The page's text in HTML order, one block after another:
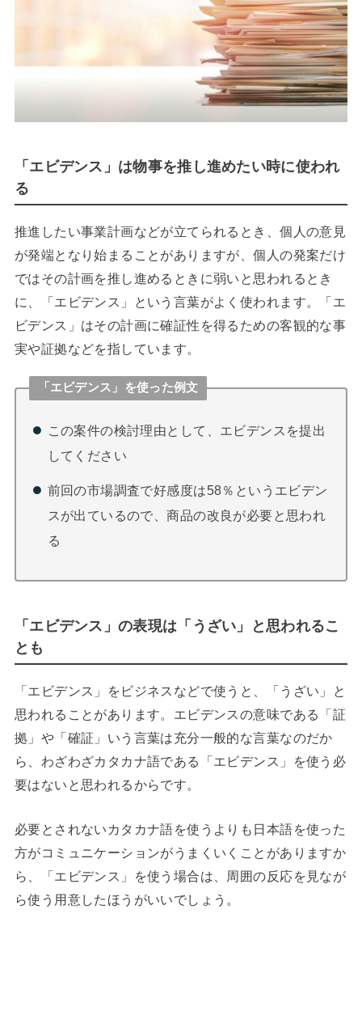
「エビデンス」は物事を推し進めたい時に使われ
る
推進したい事業計画などが立てられるとき、個人の意見
が発端となり始まることがありますが、個人の発案だけ
ではその計画を推し進めるときに弱いと思われるとき
に、「エビデンス」という言葉がよく使われます。「エ
ビデンス」はその計画に確証性を得るための客観的な事
実や証拠などを指しています。
「エビデンス」を使った例文
この案件の検討理由として、エビデンスを提出
してください
前回の市場調査で好感度は58％というエビデン
スが出ているので、商品の改良が必要と思われ
る
「エビデンス」の表現は「うざい」と思われるこ
とも
「エビデンス」をビジネスなどで使うと、「うざい」と
思われることがあります。エビデンスの意味である「証
拠」や「確証」いう言葉は充分一般的な言葉なのだか
ら、わざわざカタカナ語である「エビデンス」を使う必
要はないと思われるからです。
必要とされないカタカナ語を使うよりも日本語を使った
方がコミュニケーションがうまくいくことがありますか
ら、「エビデンス」を使う場合は、周囲の反応を見なが
ら使う用意したほうがいいでしょう。